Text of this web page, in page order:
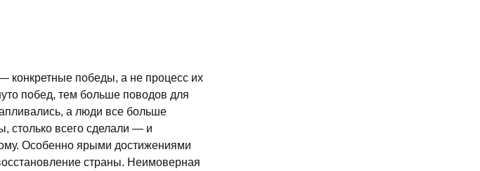
победы, а не процесс их
побед, тем больше поводов для
а люди все больше
столько всего сделали — и
Особенно ярыми достижениями
страны. Неимоверная